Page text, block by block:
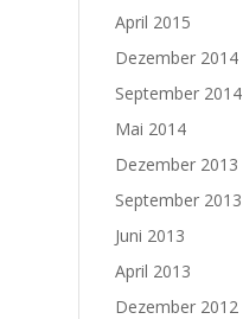
April 2015
Dezember 2014
September 2014
Mai 2014
Dezember 2013
September 2013
Juni 2013
April 2013
Dezember 2012